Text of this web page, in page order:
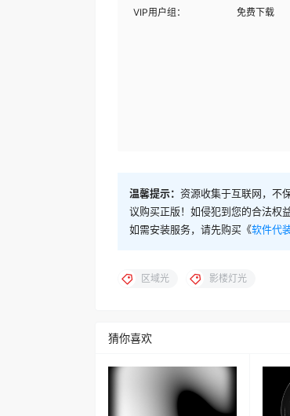
VIP用户组：
免费下载
温馨提示： 资源收集于互联网，不
议购买正版！如侵犯到您的合法权
如需安装服务，请先购买《软件代
区域光 影楼灯光
猜你喜欢